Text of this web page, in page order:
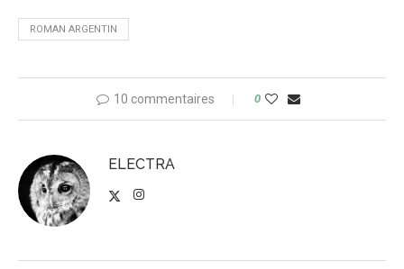
ROMAN ARGENTIN
10 commentaires 0
ELECTRA